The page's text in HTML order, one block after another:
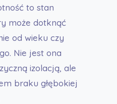
to stan
może dotknąć
od wieku czy
Nie jest ona
izolacją, ale
braku głębokiej